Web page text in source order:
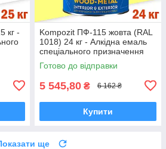
кг -
Kompozit ПФ-115 жовта (RAL
1018) 24 кг - Алкідна емаль
спеціального призначення
Готово до відправки
5 545,80 ₴ 6 162 ₴
Купити
ще